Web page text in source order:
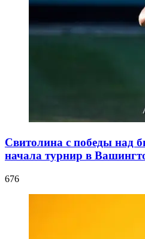
Свитолина с победы над
начала турнир в
676